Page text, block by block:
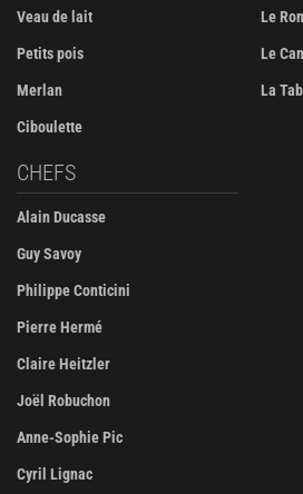
Veau de lait
Petits pois
Merlan
Ciboulette
Le
Le
La
CHEFS
Alain Ducasse
Guy Savoy
Philippe Conticini
Pierre Hermé
Claire Heitzler
Joël Robuchon
Anne-Sophie Pic
Cyril Lignac